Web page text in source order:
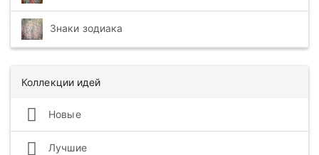
Знаки зодиака
Коллекции идей
Новые
Лучшие